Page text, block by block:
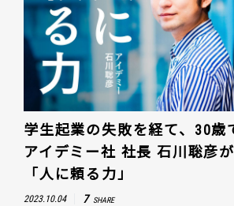
学生起業の失敗を経て、30歳
アイデミー社 社長 石川聡彦
「人に頼る力」
2023.10.04 7 SHARE